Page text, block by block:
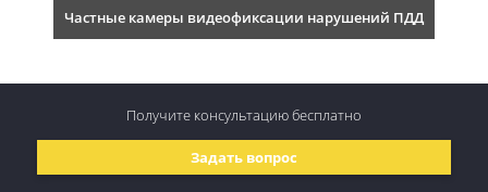
Частные камеры видеофиксации нарушений ПДД
Задать вопрос
Получите консультациюбесплатно